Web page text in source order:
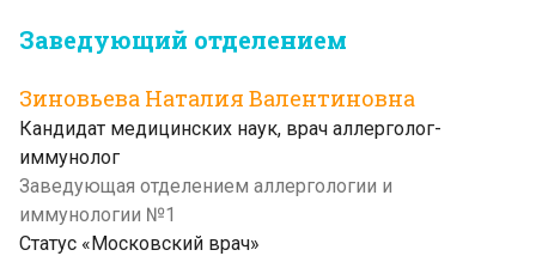
Заведующий отделением
Зиновьева Наталия Валентиновна
Кандидат медицинских наук, врач аллерголог-
иммунолог
Заведующая отделением аллергологии и
иммунологии №1
Статус «Московский врач»